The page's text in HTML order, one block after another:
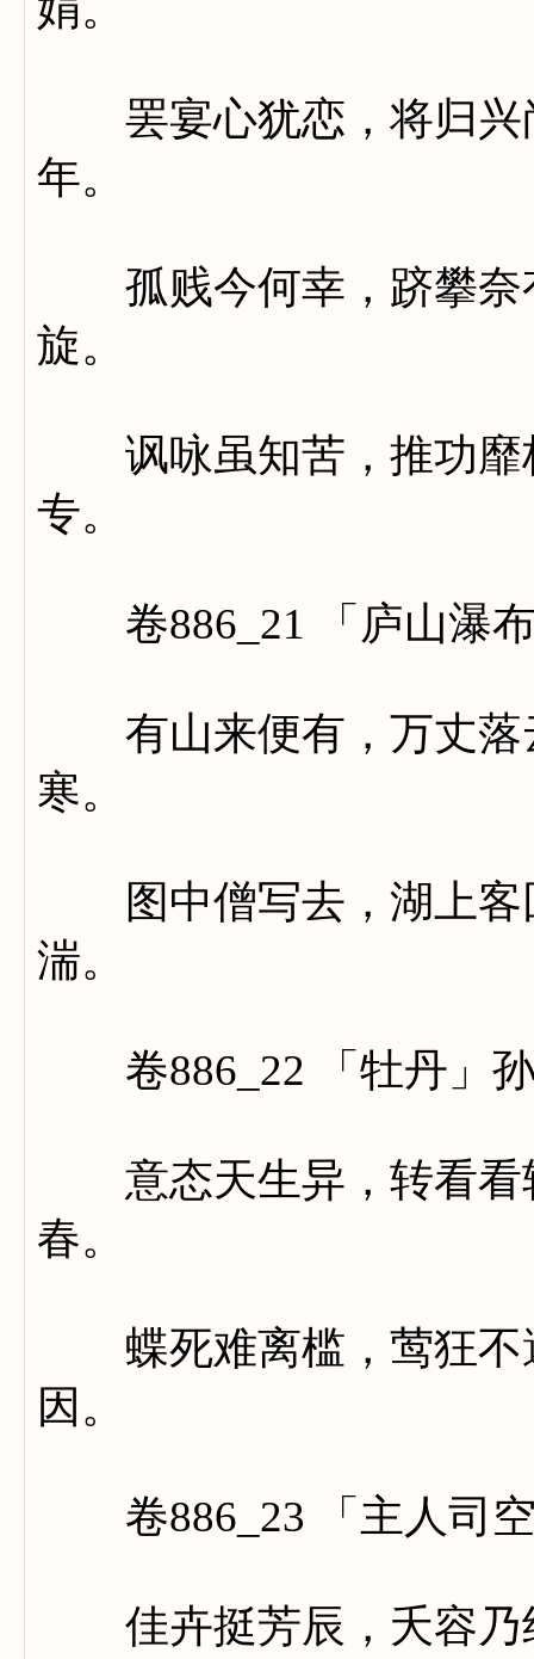
罢宴心犹恋，将归兴
年。
孤贱今何幸，跻攀奈
旋。
讽咏虽知苦，推功靡
专。
卷886_21 「庐山瀑
有山来便有，万丈落
寒。
图中僧写去，湖上客
湍。
卷886_22 「牡丹」
意态天生异，转看看
春。
蝶死难离槛，莺狂不
因。
卷886_23 「主人司空
佳卉挺芳辰，夭容乃